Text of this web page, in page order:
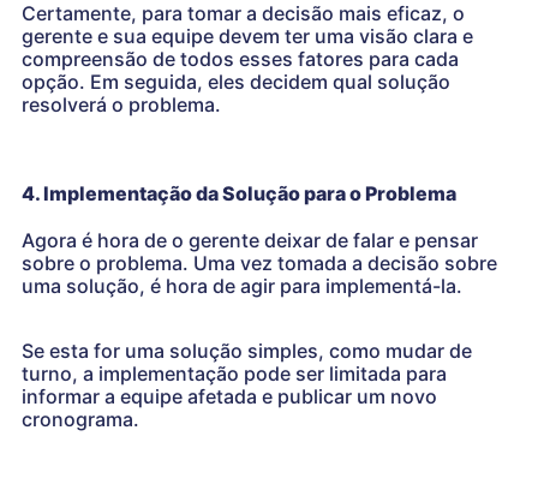
Certamente, para tomar a decisão mais eficaz, o
gerente e sua equipe devem ter uma visão clara e
compreensão de todos esses fatores para cada
opção. Em seguida, eles decidem qual solução
resolverá o problema.
4. Implementação da Solução para o Problema
Agora é hora de o gerente deixar de falar e pensar
sobre o problema. Uma vez tomada a decisão sobre
uma solução, é hora de agir para implementá-la.
Se esta for uma solução simples, como mudar de
turno, a implementação pode ser limitada para
informar a equipe afetada e publicar um novo
cronograma.